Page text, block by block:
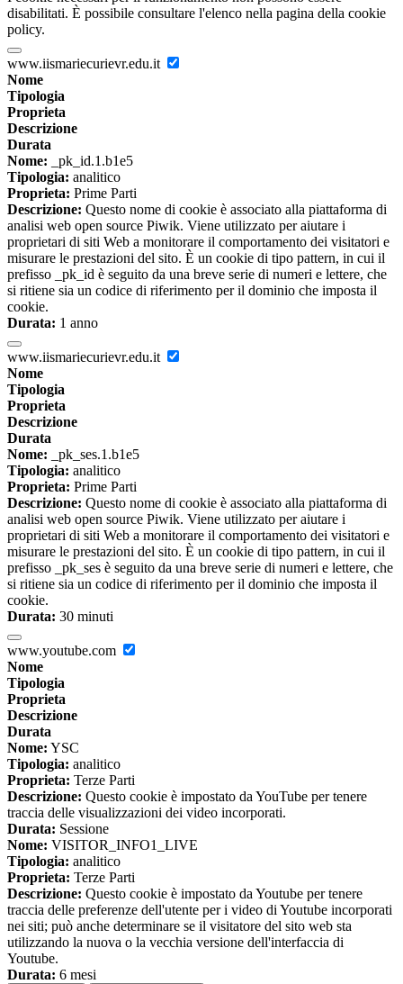
disabilitati. È possibile consultare l'elenco nella pagina della cookie
policy.
www.iismariecurievr.edu.it
Nome
Tipologia
Proprieta
Descrizione
Durata
Nome: _pk_id.1.b1e5
Tipologia: analitico
Proprieta: Prime Parti
Descrizione: Questo nome di cookie è associato alla piattaforma di
analisi web open source Piwik. Viene utilizzato per aiutare i
proprietari di siti Web a monitorare il comportamento dei visitatori e
misurare le prestazioni del sito. È un cookie di tipo pattern, in cui il
prefisso _pk_id è seguito da una breve serie di numeri e lettere, che
si ritiene sia un codice di riferimento per il dominio che imposta il
cookie.
Durata: 1 anno
www.iismariecurievr.edu.it
Nome
Tipologia
Proprieta
Descrizione
Durata
Nome: _pk_ses.1.b1e5
Tipologia: analitico
Proprieta: Prime Parti
Descrizione: Questo nome di cookie è associato alla piattaforma di
analisi web open source Piwik. Viene utilizzato per aiutare i
proprietari di siti Web a monitorare il comportamento dei visitatori e
misurare le prestazioni del sito. È un cookie di tipo pattern, in cui il
prefisso _pk_ses è seguito da una breve serie di numeri e lettere, che
si ritiene sia un codice di riferimento per il dominio che imposta il
cookie.
Durata: 30 minuti
www.youtube.com
Nome
Tipologia
Proprieta
Descrizione
Durata
Nome: YSC
Tipologia: analitico
Proprieta: Terze Parti
Descrizione: Questo cookie è impostato da YouTube per tenere
traccia delle visualizzazioni dei video incorporati.
Durata: Sessione
Nome: VISITOR_INFO1_LIVE
Tipologia: analitico
Proprieta: Terze Parti
Descrizione: Questo cookie è impostato da Youtube per tenere
traccia delle preferenze dell'utente per i video di Youtube incorporati
nei siti; può anche determinare se il visitatore del sito web sta
utilizzando la nuova o la vecchia versione dell'interfaccia di
Youtube.
Durata: 6 mesi